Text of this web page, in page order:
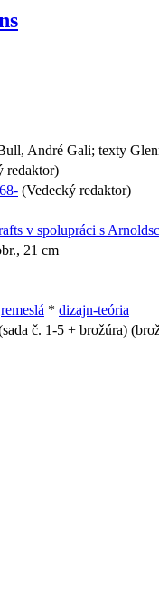
André Gali; texty
redaktor)
(Vedecký redaktor)
v spolupráci s
21 cm
remeslá * dizajn-teória
č. 1-5 + brožúra)